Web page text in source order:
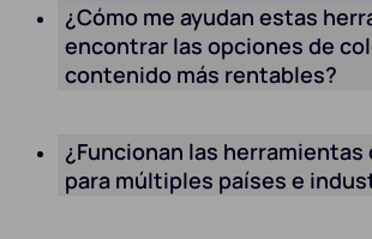
¿Cómo me ayudan estas
encontrar las opciones de
contenido más rentables?
¿Funcionan las herramientas
para múltiples países e